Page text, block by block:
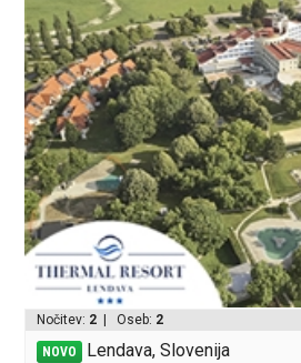
Nočitev: 2 | Oseb: 2
NOVO Lendava, Slovenija